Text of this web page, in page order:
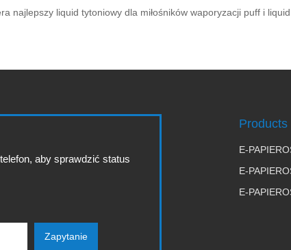
najlepszy liquid tytoniowy dla miłośników waporyzacji puff i
aby sprawdzić status
Products
E-
E-
E-